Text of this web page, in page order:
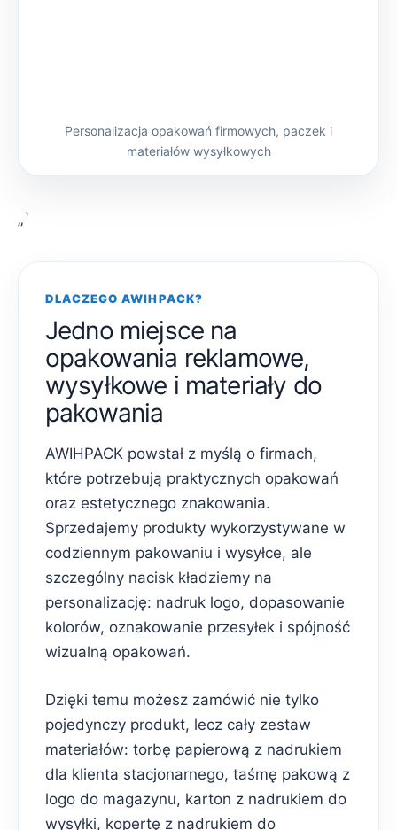
Personalizacja opakowań firmowych, paczek i
materiałów wysyłkowych
„`
DLACZEGO AWIHPACK?
Jedno miejsce na
opakowania reklamowe,
wysyłkowe i materiały do
pakowania
AWIHPACK powstał z myślą o firmach,
które potrzebują praktycznych opakowań
oraz estetycznego znakowania.
Sprzedajemy produkty wykorzystywane w
codziennym pakowaniu i wysyłce, ale
szczególny nacisk kładziemy na
personalizację: nadruk logo, dopasowanie
kolorów, oznakowanie przesyłek i spójność
wizualną opakowań.
Dzięki temu możesz zamówić nie tylko
pojedynczy produkt, lecz cały zestaw
materiałów: torbę papierową z nadrukiem
dla klienta stacjonarnego, taśmę pakową z
logo do magazynu, karton z nadrukiem do
wysyłki, kopertę z nadrukiem do